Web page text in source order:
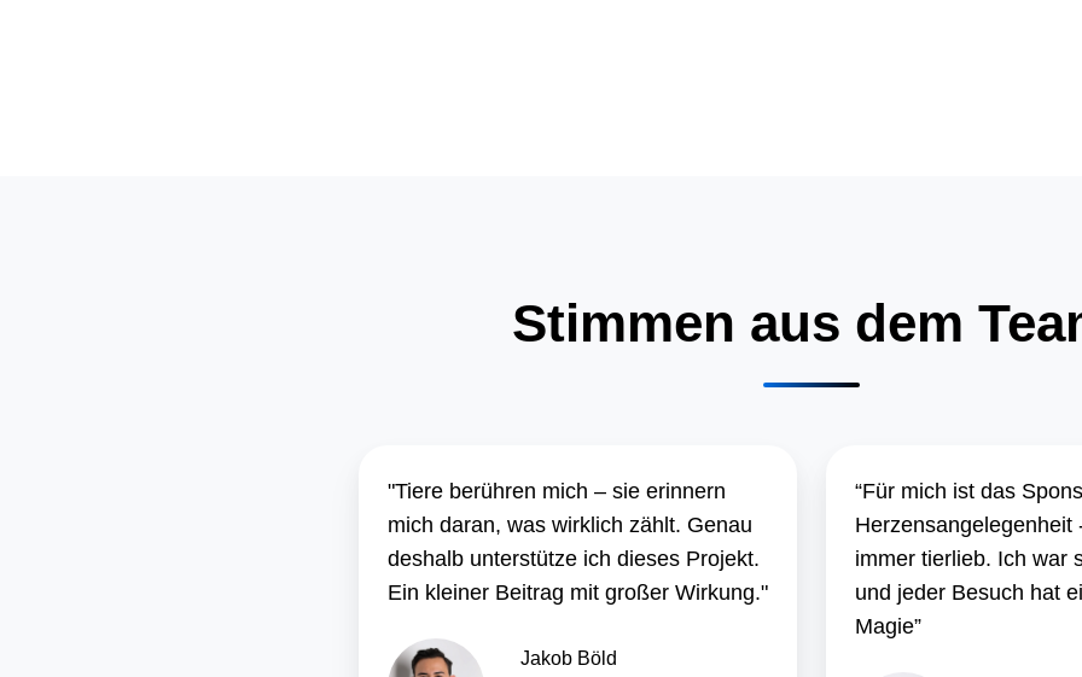
Stimmen aus dem
"Tiere berühren mich – sie erinnern
mich daran, was wirklich zählt. Genau
deshalb unterstütze ich dieses Projekt.
Ein kleiner Beitrag mit großer Wirkung."
Jakob Böld
“Für mich ist das
Herzensangelegenheit
immer tierlieb. Ich war
und jeder Besuch hat
Magie”